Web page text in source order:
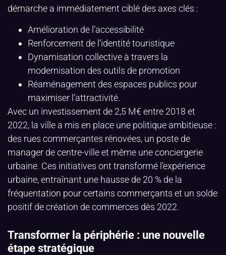
démarche a immédiatement ciblé des axes clés :
Amélioration de l’accessibilité
Renforcement de l’identité touristique
Dynamisation collective à travers la
modernisation des outils de promotion
Réaménagement des espaces publics pour
maximiser l’attractivité.
Avec un investissement de 2,5 M€ entre 2018 et
2022, la ville a mis en place une politique ambitieuse :
des rues commerçantes rénovées, un poste de
manager de centre-ville et même une conciergerie
urbaine. Ces initiatives ont transformé l’expérience
urbaine, entraînant une hausse de 20 % de la
fréquentation pour certains commerçants et un solde
positif de création de commerces dès 2022.
Transformer la périphérie : une nouvelle
étape stratégique